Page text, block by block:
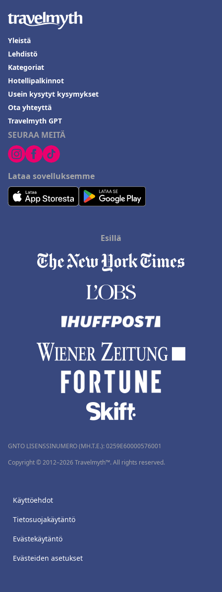
SEURAA MEITÄ
Lataa sovelluksemme
Yleistä
Lehdistö
Kategoriat
Hotellipalkinnot
Usein kysytyt kysymykset
Ota yhteyttä
Travelmyth GPT
Esillä
GNTO LISENSSINUMERO (MH.T.E.): 0259Ε60000576001
Copyright © 2012–2026 Travelmyth™. All rights reserved.
Käyttöehdot
Tietosuojakäytäntö
Evästekäytäntö
Evästeiden asetukset